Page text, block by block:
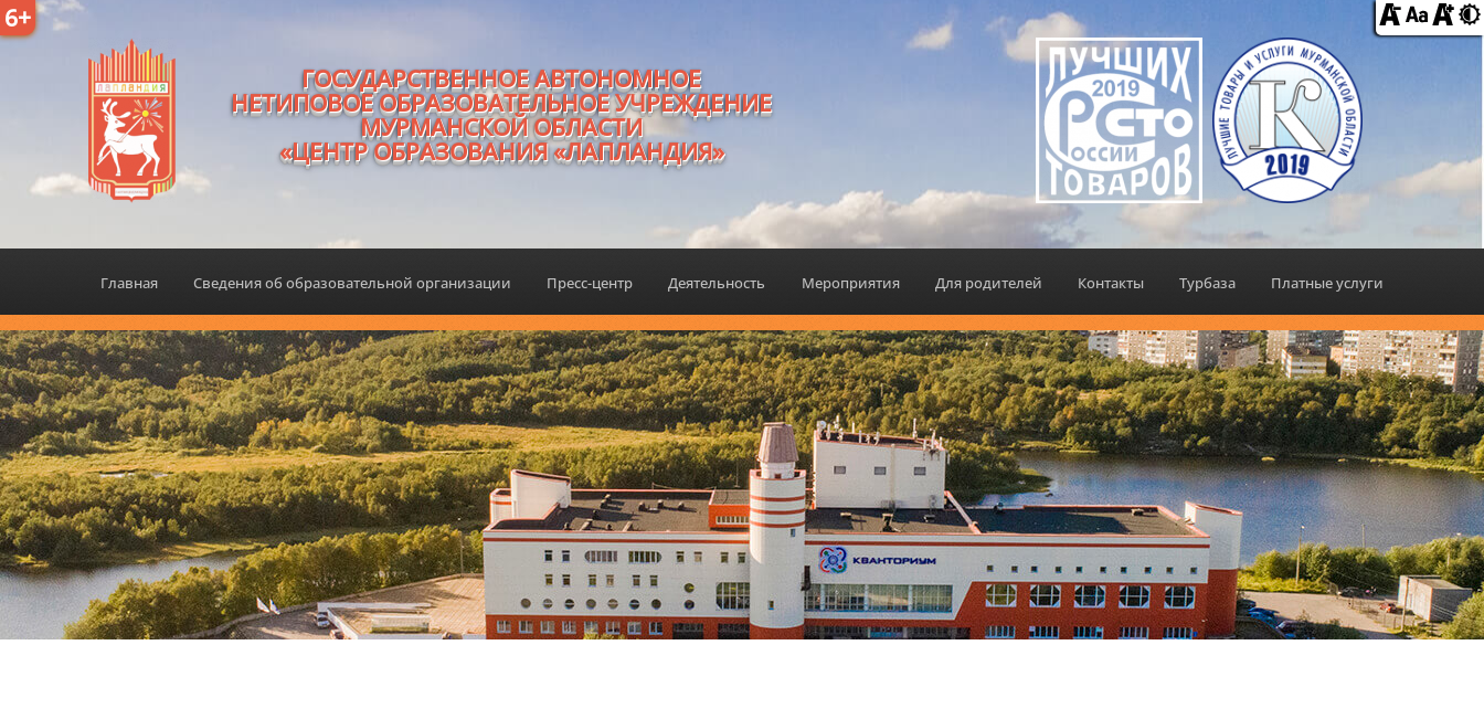
6+
ГОСУДАРСТВЕННОЕ АВТОНОМНОЕ
НЕТИПОВОЕ ОБРАЗОВАТЕЛЬНОЕ УЧРЕЖДЕНИЕ
МУРМАНСКОЙ ОБЛАСТИ
«ЦЕНТР ОБРАЗОВАНИЯ «ЛАПЛАНДИЯ»
Главная Сведения об образовательной организации Пресс-центр Деятельность Мероприятия Для родителей Контакты Турбаза Платные услуги